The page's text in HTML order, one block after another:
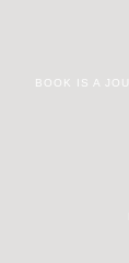
BOOK IS A